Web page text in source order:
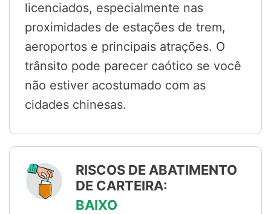
licenciados, especialmente nas
proximidades de estações de trem,
aeroportos e principais atrações. O
trânsito pode parecer caótico se você
não estiver acostumado com as
cidades chinesas.
RISCOS DE ABATIMENTO
DE CARTEIRA:
BAIXO